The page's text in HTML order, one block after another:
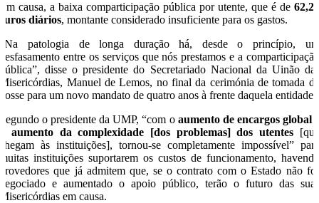
Em causa, a baixa comparticipação pública por utente, que é de 62,25
euros diários, montante considerado insuficiente para os gastos.
“Na patologia de longa duração há, desde o princípio, um
desfasamento entre os serviços que nós prestamos e a comparticipação
pública”, disse o presidente do Secretariado Nacional da Uinão das
Misericórdias, Manuel de Lemos, no final da cerimónia de tomada de
posse para um novo mandato de quatro anos à frente daquela entidade.
Segundo o presidente da UMP, “com oaumento de encargos global e
o aumento da complexidade [dos problemas] dos utentes[que
chegam às instituições], tornou-se completamente impossível” para
muitas instituições suportarem os custos de funcionamento, havendo
provedores que já admitem que, se o contrato com o Estado não for
negociado e aumentado o apoio público, terão o futuro das suas
Misericórdias em causa.